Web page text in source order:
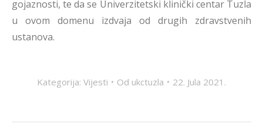
gojaznosti, te da se Univerzitetski klinički centar Tuzla
u ovom domenu izdvaja od drugih zdravstvenih
ustanova.
Kategorija: Vijesti Od ukctuzla 22. Jula 2021.